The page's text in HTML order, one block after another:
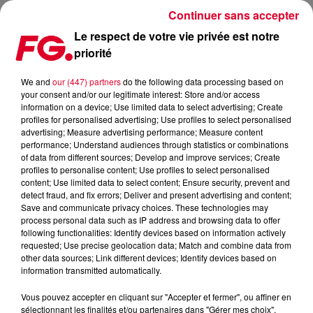
PARIS : LE PÉRIPH' FAIT SON CLOSING CE WEEK-END
Publié : 12 juillet 2022 à 15h30 par Jean-Baptiste BLANDIN
Le respect de votre vie privée est notre
priorité
We and our (447) partnersdo the following data processing based on
your consent and/or our legitimate interest: Store and/or access
information on a device; Use limited data to select advertising; Create
profiles for personalised advertising; Use profiles to select personalised
advertising; Measure advertising performance; Measure content
performance; Understand audiences through statistics or combinations
of data from different sources; Develop and improve services; Create
profiles to personalise content; Use profiles to select personalised
content; Use limited data to select content; Ensure security, prevent and
detect fraud, and fix errors; Deliver and present advertising and content;
Save and communicate privacy choices. These technologies may
process personal data such as IP address and browsing data to offer
following functionalities: Identify devices based on information actively
requested; Use precise geolocation data; Match and combine data from
other data sources; Link different devices; Identify devices based on
information transmitted automatically.
Vous pouvez accepter en cliquant sur "Accepter et fermer", ou affiner en
sélectionnant les finalités et/ou partenaires dans "Gérer mes choix".
Continuer sans accepter